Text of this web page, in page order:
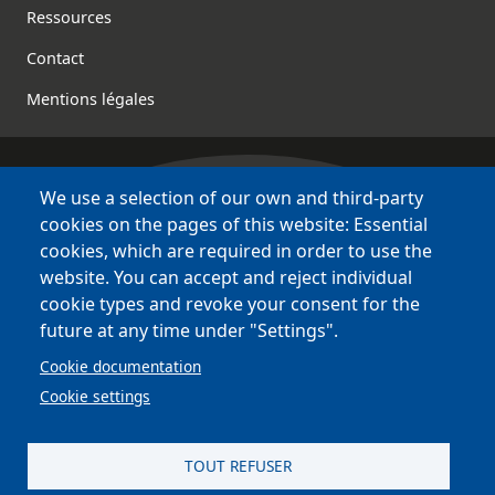
Footer
Ressources
Contact
Mentions légales
Bretagne Culture Diversité
des sites variés !
Sites
BCD
Bazhvalan
Bécédia
BED
PCI
We use a selection of our own and third-party
cookies on the pages of this website: Essential
cookies, which are required in order to use the
website. You can accept and reject individual
cookie types and revoke your consent for the
future at any time under "Settings".
Cookie documentation
Cookie settings
TOUT REFUSER